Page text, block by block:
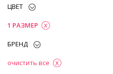
ЦВЕТ
1 РАЗМЕР
БРЕНД
очистить все